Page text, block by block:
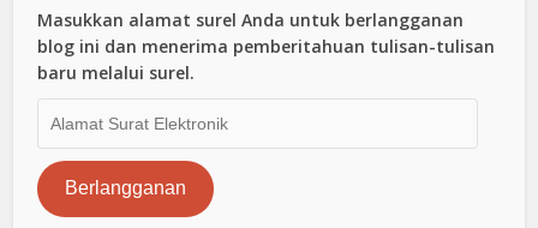
Masukkan alamat surel Anda untuk berlangganan
blog ini dan menerima pemberitahuan tulisan-tulisan
baru melalui surel.
Surat
Elektronik
Berlangganan